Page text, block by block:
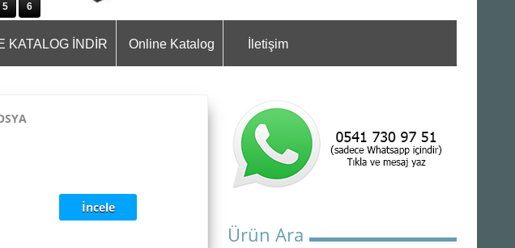
5 6
KATALOG İNDİR Online Katalog İletişim
İncele
Ürün Ara